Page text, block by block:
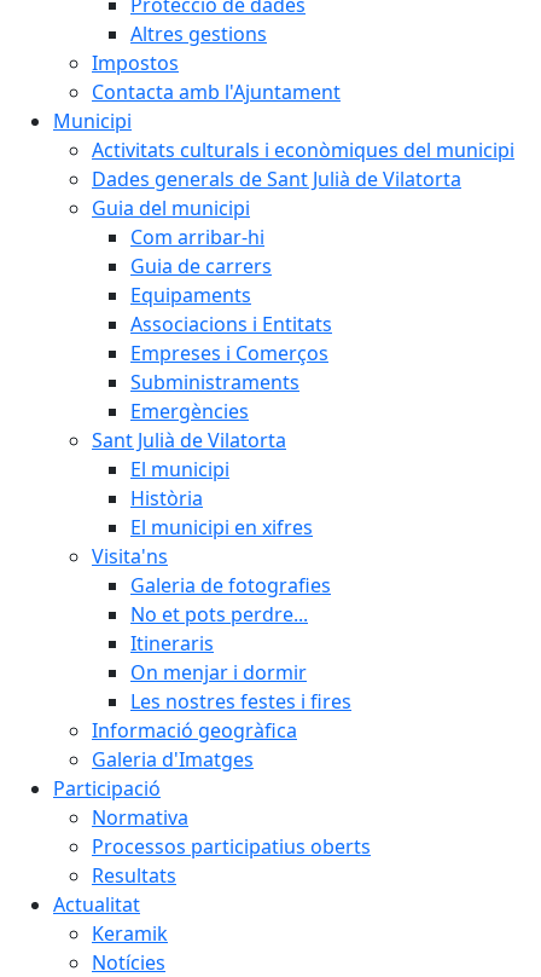
Altres gestions
Impostos
Contacta amb l'Ajuntament
Municipi
Activitats culturals i econòmiques del municipi
Dades generals de Sant Julià de Vilatorta
Guia del municipi
Com arribar-hi
Guia de carrers
Equipaments
Associacions i Entitats
Empreses i Comerços
Subministraments
Emergències
Sant Julià de Vilatorta
El municipi
Història
El municipi en xifres
Visita'ns
Galeria de fotografies
No et pots perdre...
Itineraris
On menjar i dormir
Les nostres festes i fires
Informació geogràfica
Galeria d'Imatges
Participació
Normativa
Processos participatius oberts
Resultats
Actualitat
Keramik
Notícies